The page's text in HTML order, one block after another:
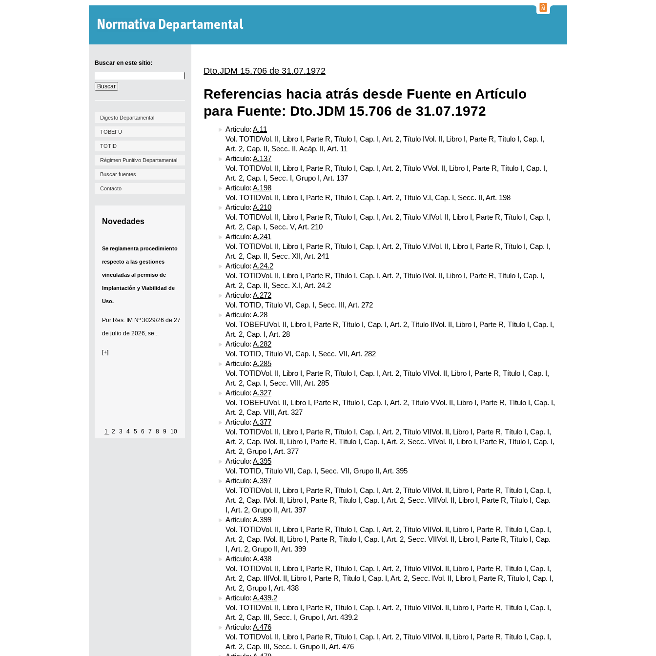
Buscar en este sitio:
en
este
sitio:
Digesto Departamental
TOBEFU
TOTID
Régimen Punitivo Departamental
Buscar fuentes
Contacto
Novedades
Se reglamenta procedimiento
respecto a las gestiones
vinculadas al permiso de
Implantación y Viabilidad de
Uso.
Por Res. IM Nº 3029/26 de 27
de julio de 2026, se...
[+]
1 2 3 4 5 6 7 8 9 10
Dto.JDM 15.706 de 31.07.1972
Referencias hacia atrás desde Fuente en Artículo
para Fuente: Dto.JDM 15.706 de 31.07.1972
Articulo: A.11
Vol. TOTIDVol. II, Libro I, Parte R, Título I, Cap. I, Art. 2, Título IVol. II, Libro I, Parte R, Título I, Cap. I,
Art. 2, Cap. II, Secc. II, Acáp. II, Art. 11
Articulo: A.137
Vol. TOTIDVol. II, Libro I, Parte R, Título I, Cap. I, Art. 2, Título VVol. II, Libro I, Parte R, Título I, Cap. I,
Art. 2, Cap. I, Secc. I, Grupo I, Art. 137
Articulo: A.198
Vol. TOTIDVol. II, Libro I, Parte R, Título I, Cap. I, Art. 2, Título V.I, Cap. I, Secc. II, Art. 198
Articulo: A.210
Vol. TOTIDVol. II, Libro I, Parte R, Título I, Cap. I, Art. 2, Título V.IVol. II, Libro I, Parte R, Título I, Cap. I,
Art. 2, Cap. I, Secc. V, Art. 210
Articulo: A.241
Vol. TOTIDVol. II, Libro I, Parte R, Título I, Cap. I, Art. 2, Título V.IVol. II, Libro I, Parte R, Título I, Cap. I,
Art. 2, Cap. II, Secc. XII, Art. 241
Articulo: A.24.2
Vol. TOTIDVol. II, Libro I, Parte R, Título I, Cap. I, Art. 2, Título IVol. II, Libro I, Parte R, Título I, Cap. I,
Art. 2, Cap. II, Secc. X.I, Art. 24.2
Articulo: A.272
Vol. TOTID, Título VI, Cap. I, Secc. III, Art. 272
Articulo: A.28
Vol. TOBEFUVol. II, Libro I, Parte R, Título I, Cap. I, Art. 2, Título IIVol. II, Libro I, Parte R, Título I, Cap. I,
Art. 2, Cap. I, Art. 28
Articulo: A.282
Vol. TOTID, Título VI, Cap. I, Secc. VII, Art. 282
Articulo: A.285
Vol. TOTIDVol. II, Libro I, Parte R, Título I, Cap. I, Art. 2, Título VIVol. II, Libro I, Parte R, Título I, Cap. I,
Art. 2, Cap. I, Secc. VIII, Art. 285
Articulo: A.327
Vol. TOBEFUVol. II, Libro I, Parte R, Título I, Cap. I, Art. 2, Título VVol. II, Libro I, Parte R, Título I, Cap. I,
Art. 2, Cap. VIII, Art. 327
Articulo: A.377
Vol. TOTIDVol. II, Libro I, Parte R, Título I, Cap. I, Art. 2, Título VIIVol. II, Libro I, Parte R, Título I, Cap. I,
Art. 2, Cap. IVol. II, Libro I, Parte R, Título I, Cap. I, Art. 2, Secc. VIVol. II, Libro I, Parte R, Título I, Cap. I,
Art. 2, Grupo I, Art. 377
Articulo: A.395
Vol. TOTID, Título VII, Cap. I, Secc. VII, Grupo II, Art. 395
Articulo: A.397
Vol. TOTIDVol. II, Libro I, Parte R, Título I, Cap. I, Art. 2, Título VIIVol. II, Libro I, Parte R, Título I, Cap. I,
Art. 2, Cap. IVol. II, Libro I, Parte R, Título I, Cap. I, Art. 2, Secc. VIIVol. II, Libro I, Parte R, Título I, Cap.
I, Art. 2, Grupo II, Art. 397
Articulo: A.399
Vol. TOTIDVol. II, Libro I, Parte R, Título I, Cap. I, Art. 2, Título VIIVol. II, Libro I, Parte R, Título I, Cap. I,
Art. 2, Cap. IVol. II, Libro I, Parte R, Título I, Cap. I, Art. 2, Secc. VIIVol. II, Libro I, Parte R, Título I, Cap.
I, Art. 2, Grupo II, Art. 399
Articulo: A.438
Vol. TOTIDVol. II, Libro I, Parte R, Título I, Cap. I, Art. 2, Título VIIVol. II, Libro I, Parte R, Título I, Cap. I,
Art. 2, Cap. IIIVol. II, Libro I, Parte R, Título I, Cap. I, Art. 2, Secc. IVol. II, Libro I, Parte R, Título I, Cap. I,
Art. 2, Grupo I, Art. 438
Articulo: A.439.2
Vol. TOTIDVol. II, Libro I, Parte R, Título I, Cap. I, Art. 2, Título VIIVol. II, Libro I, Parte R, Título I, Cap. I,
Art. 2, Cap. III, Secc. I, Grupo I, Art. 439.2
Articulo: A.476
Vol. TOTIDVol. II, Libro I, Parte R, Título I, Cap. I, Art. 2, Título VIIVol. II, Libro I, Parte R, Título I, Cap. I,
Art. 2, Cap. III, Secc. I, Grupo II, Art. 476